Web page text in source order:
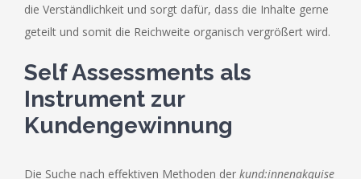
die Verständlichkeit und sorgt dafür, dass die Inhalte gerne
geteilt und somit die Reichweite organisch vergrößert wird.
Self Assessments als
Instrument zur
Kundengewinnung
Die Suche nach effektiven Methoden der kund:innenakquise